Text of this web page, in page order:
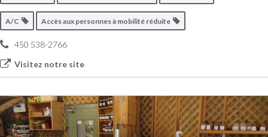
A/C Accès aux personnes à mobilité réduite
450 538-2766
Visitez notre site